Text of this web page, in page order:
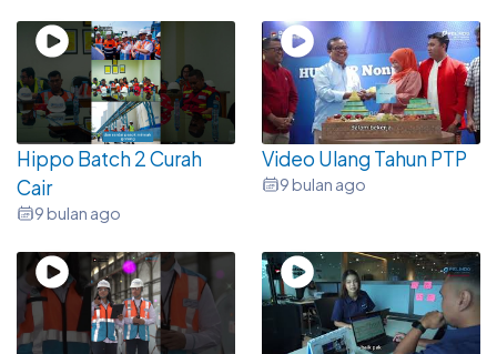
Hippo Batch 2 Curah
Cair
9 bulan ago
Video Ulang Tahun PTP
9 bulan ago